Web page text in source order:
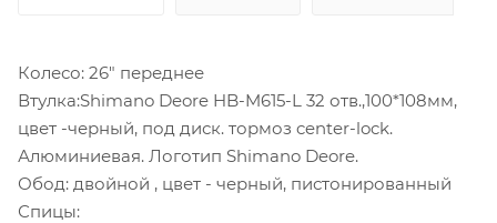
Колесо: 26" переднее
Втулка:Shimano Deore HB-M615-L 32 отв.,100*108мм,
цвет -черный, под диск. тормоз center-lock.
Алюминиевая. Логотип Shimano Deore.
Обод: двойной , цвет - черный, пистонированный
Спицы: